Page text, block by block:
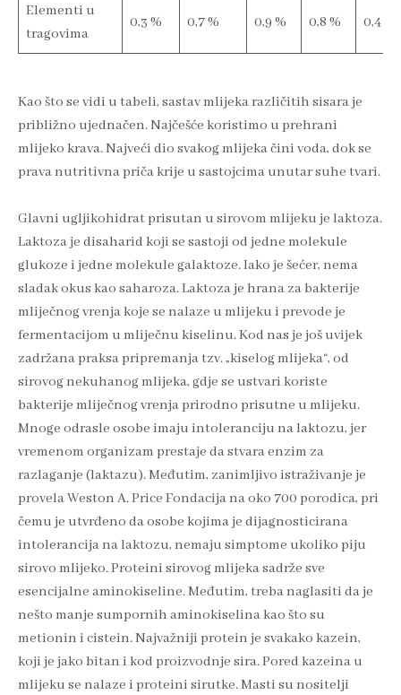
Elementi u
tragovima
0,3 % 0,7 % 0,9 % 0,8 % 0,4 %
Kao što se vidi u tabeli, sastav mlijeka različitih sisara je
približno ujednačen. Najčešće koristimo u prehrani
mlijeko krava. Najveći dio svakog mlijeka čini voda, dok se
prava nutritivna priča krije u sastojcima unutar suhe tvari.
Glavni ugljikohidrat prisutan u sirovom mlijeku je laktoza.
Laktoza je disaharid koji se sastoji od jedne molekule
glukoze i jedne molekule galaktoze. Iako je šećer, nema
sladak okus kao saharoza. Laktoza je hrana za bakterije
mliječnog vrenja koje se nalaze u mlijeku i prevode je
fermentacijom u mliječnu kiselinu. Kod nas je još uvijek
zadržana praksa pripremanja tzv. „kiselog mlijeka“, od
sirovog nekuhanog mlijeka, gdje se ustvari koriste
bakterije mliječnog vrenja prirodno prisutne u mlijeku.
Mnoge odrasle osobe imaju intoleranciju na laktozu, jer
vremenom organizam prestaje da stvara enzim za
razlaganje (laktazu). Međutim, zanimljivo istraživanje je
provela Weston A. Price Fondacija na oko 700 porodica, pri
čemu je utvrđeno da osobe kojima je dijagnosticirana
intolerancija na laktozu, nemaju simptome ukoliko piju
sirovo mlijeko. Proteini sirovog mlijeka sadrže sve
esencijalne aminokiseline. Međutim, treba naglasiti da je
nešto manje sumpornih aminokiselina kao što su
metionin i cistein. Najvažniji protein je svakako kazein,
koji je jako bitan i kod proizvodnje sira. Pored kazeina u
mlijeku se nalaze i proteini sirutke. Masti su nositelji